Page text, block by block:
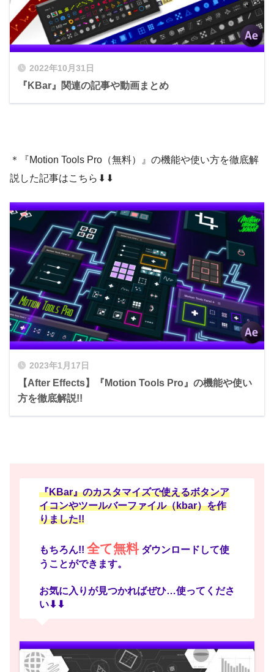
設定する前に一度確認しておいた方が
いいですねd(ﾟ∀ﾟ)
ます。
今回は『Text Label』で『Text』は『100』、
『PICK COLOR』はブルーに設定しました。
ツールバーに作成したボタンは設定したパネルに
表示され、ボタンをクリックすると、設定したス
コンポジション名や各種フォルダ名を変え
るときは、それぞれ”〇〇”のテキストを変
更してくださいl٩( ᐛ )و
サイズ（横1920、縦1080）、ピクセル縦横
比（1.0）、デュレーション （3.0）秒、フレ
ームレート（30）の数値をそれぞれ変更し
てください。
なってます。
や数値をそれぞれお好みで変更してくださ
い。
NEXTist
できないので注意してくださいd(￣ ￣;)
NEXTist
プロジェクトパネル内で一々探す必要がな
エクスプレッションをベイク処理すると計算が複数
のキーフレームに変換されコントローラーがロック
されます。
これで、数学的な計算が必要なくなり、レンダリン
グ処理が軽くなります。
ワンボタンで全て消し去ってくれます。これ
は地味に便利です。
2022年10月31日
『KBar』関連の記事や動画まとめ
＊『Motion Tools Pro（無料）』の機能や使い方を徹底解
説した記事はこちら⬇︎⬇︎
2023年1月17日
【After Effects】『Motion Tools Pro』の機能や使い
方を徹底解説!!
『KBar』のカスタマイズで使えるボタンア
イコンやツールバーファイル（kbar）を作
りました!!
もちろん!! 全て無料ダウンロードして使
うことができます。
お気に入りが見つかればぜひ…使ってくださ
い⬇︎⬇︎